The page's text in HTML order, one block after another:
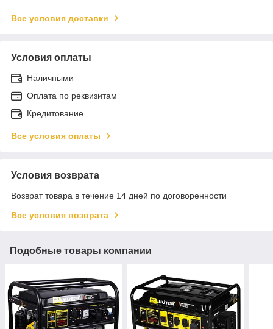
Все условия доставки
Условия оплаты
Наличными
Оплата по реквизитам
Кредитование
Все условия оплаты
Условия возврата
Возврат товара в течение 14 дней по договоренности
Все условия возврата
Подобные товары компании